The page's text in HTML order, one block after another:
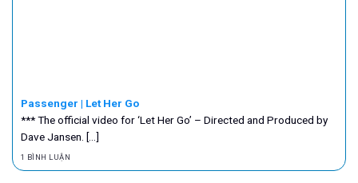
Passenger | Let Her Go
*** The official video for ‘Let Her Go’ – Directed and Produced by
Dave Jansen. [...]
1 BÌNH LUẬN